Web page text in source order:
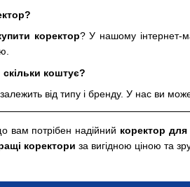
коректор? У нашому інтернет-
скільки коштує?
залежить від типу і бренду. У нас ви
вам потрібен надійний коректор для
коректори за вигідною ціною та